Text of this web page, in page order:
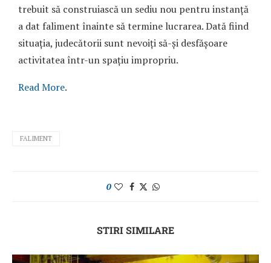
trebuit să construiască un sediu nou pentru instanță
a dat faliment înainte să termine lucrarea. Dată fiind
situația, judecătorii sunt nevoiți să-și desfășoare
activitatea într-un spațiu impropriu.
Read More.
FALIMENT
0
STIRI SIMILARE